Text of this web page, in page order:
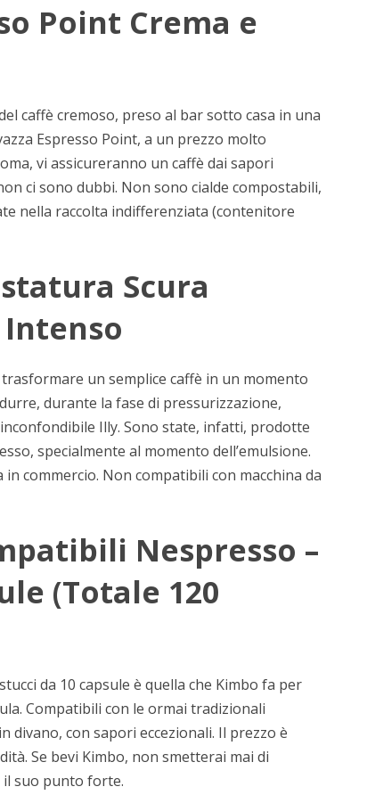
Point Crema e
caffè cremoso, preso al bar sotto casa in una
Espresso Point, a un prezzo molto
vi assicureranno un caffè dai sapori
ci sono dubbi. Non sono cialde compostabili,
nella raccolta indifferenziata (contenitore
Scura
trasformare un semplice caffè in un momento
durante la fase di pressurizzazione,
Illy. Sono state, infatti, prodotte
specialmente al momento dell’emulsione.
commercio. Non compatibili con macchina da
Nespresso –
(Totale 120
da 10 capsule è quella che Kimbo fa per
Compatibili con le ormai tradizionali
divano, con sapori eccezionali. Il prezzo è
Se bevi Kimbo, non smetterai mai di
il suo punto forte.